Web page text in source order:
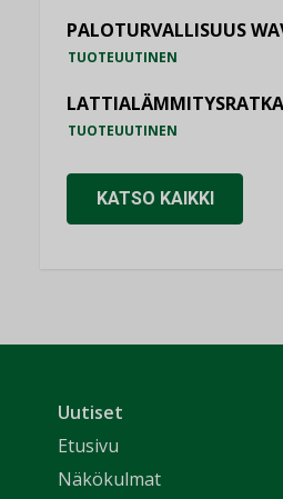
PALOTURVALLISUUS
TUOTEUUTINEN
TUOTEUUTINEN
KATSO KAIKKI
Uutiset
Etusivu
Näkökulmat